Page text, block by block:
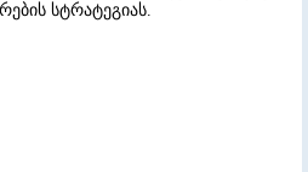
სტრატეგიას.